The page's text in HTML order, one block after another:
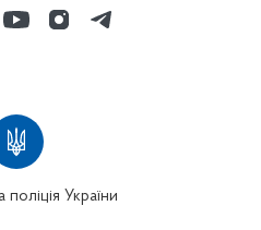
поліція України